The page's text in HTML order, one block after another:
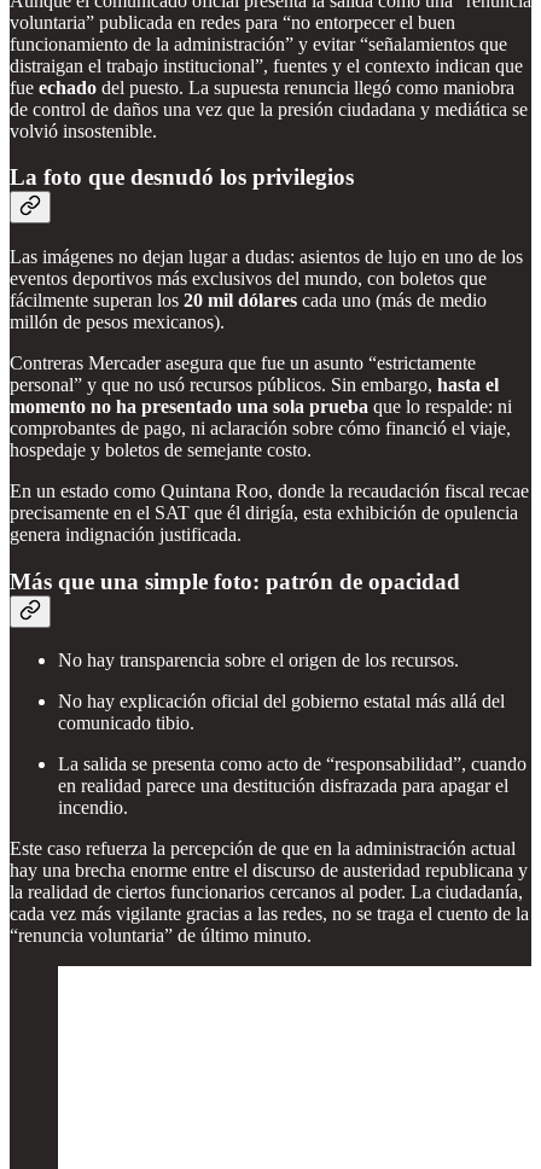
voluntaria” publicada en redes para “no entorpecer el buen
funcionamiento de la administración” y evitar “señalamientos que
distraigan el trabajo institucional”, fuentes y el contexto indican que
fue echado del puesto. La supuesta renuncia llegó como maniobra
de control de daños una vez que la presión ciudadana y mediática se
volvió insostenible.
La foto que desnudó los privilegios
Las imágenes no dejan lugar a dudas: asientos de lujo en uno de los
eventos deportivos más exclusivos del mundo, con boletos que
fácilmente superan los 20 mil dólares cada uno (más de medio
millón de pesos mexicanos).
Contreras Mercader asegura que fue un asunto “estrictamente
personal” y que no usó recursos públicos. Sin embargo, hasta el
momento no ha presentado una sola prueba que lo respalde: ni
comprobantes de pago, ni aclaración sobre cómo financió el viaje,
hospedaje y boletos de semejante costo.
En un estado como Quintana Roo, donde la recaudación fiscal recae
precisamente en el SAT que él dirigía, esta exhibición de opulencia
genera indignación justificada.
Más que una simple foto: patrón de opacidad
No hay transparencia sobre el origen de los recursos.
No hay explicación oficial del gobierno estatal más allá del
comunicado tibio.
La salida se presenta como acto de “responsabilidad”, cuando
en realidad parece una destitución disfrazada para apagar el
incendio.
Este caso refuerza la percepción de que en la administración actual
hay una brecha enorme entre el discurso de austeridad republicana y
la realidad de ciertos funcionarios cercanos al poder. La ciudadanía,
cada vez más vigilante gracias a las redes, no se traga el cuento de la
“renuncia voluntaria” de último minuto.